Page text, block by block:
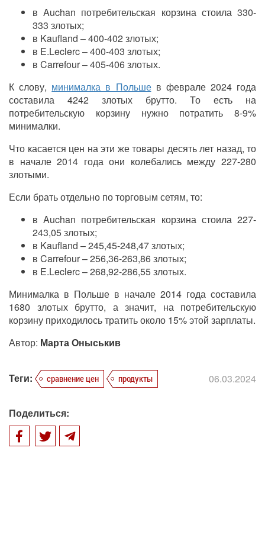
вAuchan потребительская корзина стоила 330-
333 злотых;
в Kaufland – 400-402 злотых;
в E.Leclerc– 400-403 злотых;
в Carrefour– 405-406 злотых.
К слову, минималка в Польшев феврале 2024 года
составила 4242 злотых брутто. То есть на
потребительскую корзину нужно потратить 8-9%
минималки.
Что касается цен на эти же товары десять лет назад, то
в начале 2014 года они колебались между 227-280
злотыми.
Если брать отдельно по торговым сетям, то:
вAuchan потребительская корзина стоила 227-
243,05 злотых;
в Kaufland – 245,45-248,47 злотых;
в Carrefour– 256,36-263,86 злотых;
в E.Leclerc– 268,92-286,55 злотых.
Минималка в Польше в начале 2014 года составила
1680 злотых брутто, а значит, на потребительскую
корзину приходилось тратить около 15% этой зарплаты.
Автор: Марта Оныськив
Теги: сравнение цен продукты 06.03.2024
Поделиться: